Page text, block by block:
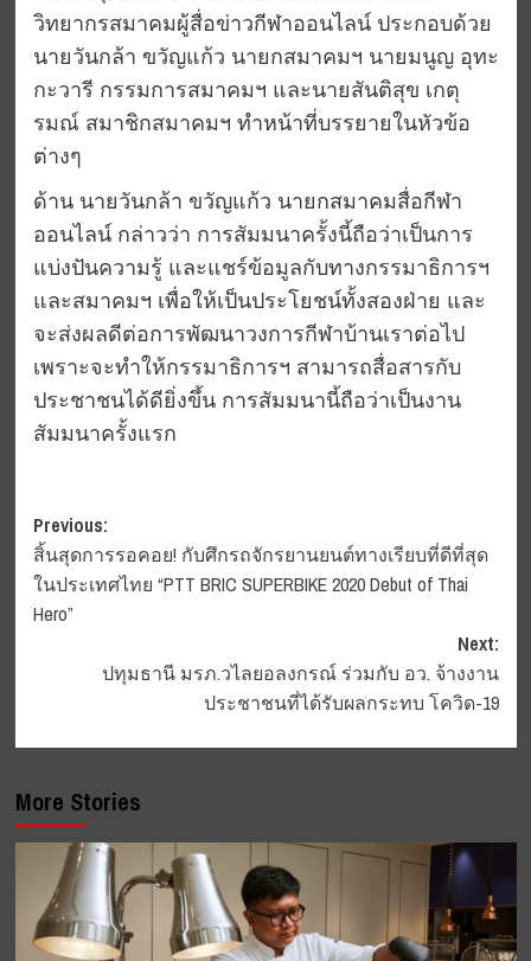
วิทยากรสมาคมผู้สื่อข่าวกีฬาออนไลน์ ประกอบด้วย
นายวันกล้า ขวัญแก้ว นายกสมาคมฯ นายมนูญ อุทะ
กะวารี กรรมการสมาคมฯ และนายสันติสุข เกตุ
รมณ์ สมาชิกสมาคมฯ ทำหน้าที่บรรยายในหัวข้อ
ต่างๆ
ด้าน นายวันกล้า ขวัญแก้ว นายกสมาคมสื่อกีฬา
ออนไลน์ กล่าวว่า การสัมมนาครั้งนี้ถือว่าเป็นการ
แบ่งปันความรู้ และแชร์ข้อมูลกับทางกรรมาธิการฯ
และสมาคมฯ เพื่อให้เป็นประโยชน์ทั้งสองฝ่าย และ
จะส่งผลดีต่อการพัฒนาวงการกีฬาบ้านเราต่อไป
เพราะจะทำให้กรรมาธิการฯ สามารถสื่อสารกับ
ประชาชนได้ดียิ่งขึ้น การสัมมนานี้ถือว่าเป็นงาน
สัมมนาครั้งแรก
Post
navigation
Previous:
สิ้นสุดการรอคอย! กับศึกรถจักรยานยนต์ทางเรียบที่ดีที่สุด
ในประเทศไทย “PTT BRIC SUPERBIKE 2020 Debut of Thai
Hero”
Next:
ปทุมธานี มรภ.วไลยอลงกรณ์ ร่วมกับ อว. จ้างงาน
ประชาชนที่ได้รับผลกระทบ โควิด-19
More Stories